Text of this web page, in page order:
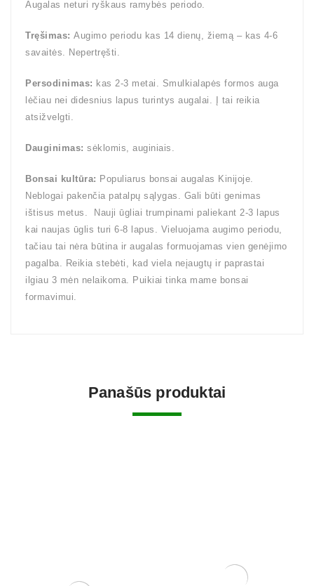
Augalas neturi ryškaus ramybės periodo.
Tręšimas: Augimo periodu kas 14 dienų, žiemą – kas 4-6
savaitės. Nepertręšti.
Persodinimas: kas 2-3 metai. Smulkialapės formos auga
lėčiau nei didesnius lapus turintys augalai. Į tai reikia
atsižvelgti.
Dauginimas: sėklomis, auginiais.
Bonsai kultūra: Populiarus bonsai augalas Kinijoje.
Neblogai pakenčia patalpų sąlygas. Gali būti genimas
ištisus metus. Nauji ūgliai trumpinami paliekant 2-3 lapus
kai naujas ūglis turi 6-8 lapus. Vieluojama augimo periodu,
tačiau tai nėra būtina ir augalas formuojamas vien genėjimo
pagalba. Reikia stebėti, kad viela neįaugtų ir paprastai
ilgiau 3 mėn nelaikoma. Puikiai tinka mame bonsai
formavimui.
Panašūs produktai